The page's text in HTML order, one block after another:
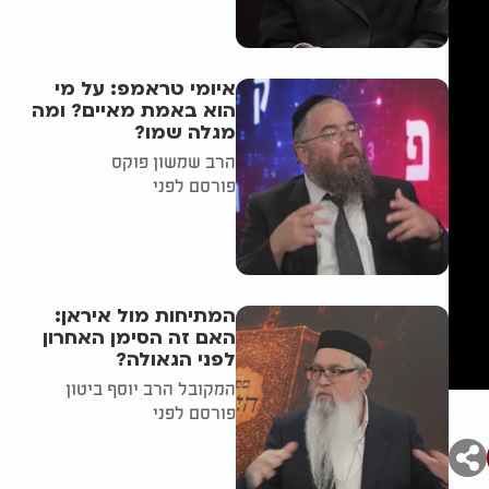
איומי טראמפ: על מי
הוא באמת מאיים? ומה
מגלה שמו?
הרב שמשון פוקס
פורסם לפני
המתיחות מול איראן:
האם זה הסימן האחרון
לפני הגאולה?
המקובל הרב יוסף ביטון
פורסם לפני